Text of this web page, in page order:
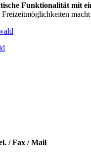
Funktionalität mit
/ Fax / Mail